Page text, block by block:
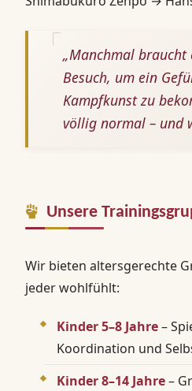
„Manchmal braucht
Besuch, um ein
Kampfkunst zu
völlig normal – und
Unsere
Wir bieten altersgerechte
jeder wohlfühlt:
Kinder 5–8 Jahre–
Koordination und
Kinder 8–14 Jahre–